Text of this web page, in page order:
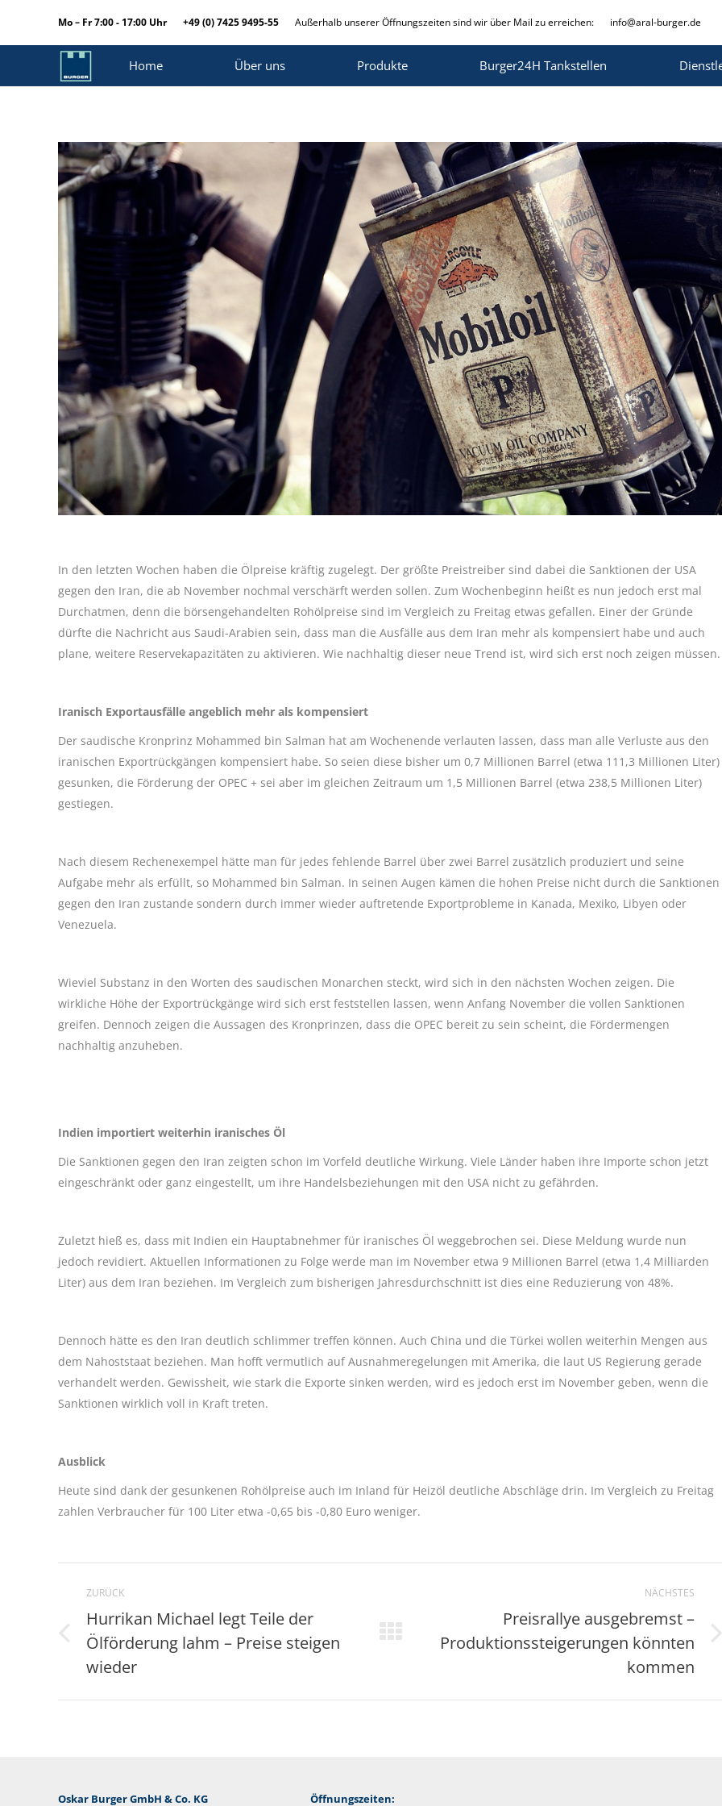
Mo – Fr 7:00 - 17:00 Uhr +49 (0) 7425 9495-55 Außerhalb unserer Öffnungszeiten sind wir über Mail zu erreichen: info@aral-burger.de
Home Über uns Produkte Burger24H Tankstellen
In den letzten Wochen haben die Ölpreise kräftig zugelegt. Der größte Preistreiber sind dabei die Sanktionen der USA
gegen den Iran, die ab November nochmal verschärft werden sollen. Zum Wochenbeginn heißt es nun jedoch erst mal
Durchatmen, denn die börsengehandelten Rohölpreise sind im Vergleich zu Freitag etwas gefallen. Einer der Gründe
dürfte die Nachricht aus Saudi-Arabien sein, dass man die Ausfälle aus dem Iran mehr als kompensiert habe und auch
plane, weitere Reservekapazitäten zu aktivieren. Wie nachhaltig dieser neue Trend ist, wird sich erst noch zeigen müssen.
Iranisch Exportausfälle angeblich mehr als kompensiert
Der saudische Kronprinz Mohammed bin Salman hat am Wochenende verlauten lassen, dass man alle Verluste aus den
iranischen Exportrückgängen kompensiert habe. So seien diese bisher um 0,7 Millionen Barrel (etwa 111,3 Millionen Liter)
gesunken, die Förderung der OPEC + sei aber im gleichen Zeitraum um 1,5 Millionen Barrel (etwa 238,5 Millionen Liter)
gestiegen.
Nach diesem Rechenexempel hätte man für jedes fehlende Barrel über zwei Barrel zusätzlich produziert und seine
Aufgabe mehr als erfüllt, so Mohammed bin Salman. In seinen Augen kämen die hohen Preise nicht durch die Sanktionen
gegen den Iran zustande sondern durch immer wieder auftretende Exportprobleme in Kanada, Mexiko, Libyen oder
Venezuela.
Wieviel Substanz in den Worten des saudischen Monarchen steckt, wird sich in den nächsten Wochen zeigen. Die
wirkliche Höhe der Exportrückgänge wird sich erst feststellen lassen, wenn Anfang November die vollen Sanktionen
greifen. Dennoch zeigen die Aussagen des Kronprinzen, dass die OPEC bereit zu sein scheint, die Fördermengen
nachhaltig anzuheben.
Indien importiert weiterhin iranisches Öl
Die Sanktionen gegen den Iran zeigten schon im Vorfeld deutliche Wirkung. Viele Länder haben ihre Importe schon jetzt
eingeschränkt oder ganz eingestellt, um ihre Handelsbeziehungen mit den USA nicht zu gefährden.
Zuletzt hieß es, dass mit Indien ein Hauptabnehmer für iranisches Öl weggebrochen sei. Diese Meldung wurde nun
jedoch revidiert. Aktuellen Informationen zu Folge werde man im November etwa 9 Millionen Barrel (etwa 1,4 Milliarden
Liter) aus dem Iran beziehen. Im Vergleich zum bisherigen Jahresdurchschnitt ist dies eine Reduzierung von 48%.
Dennoch hätte es den Iran deutlich schlimmer treffen können. Auch China und die Türkei wollen weiterhin Mengen aus
dem Nahoststaat beziehen. Man hofft vermutlich auf Ausnahmeregelungen mit Amerika, die laut US Regierung gerade
verhandelt werden. Gewissheit, wie stark die Exporte sinken werden, wird es jedoch erst im November geben, wenn die
Sanktionen wirklich voll in Kraft treten.
Ausblick
Heute sind dank der gesunkenen Rohölpreise auch im Inland für Heizöl deutliche Abschläge drin. Im Vergleich zu Freitag
zahlen Verbraucher für 100 Liter etwa -0,65 bis -0,80 Euro weniger.
Kommentarnavigation
ZURÜCK
Vorheriger
Beitrag:
Hurrikan Michael legt Teile der
Ölförderung lahm – Preise steigen
wieder
NÄCHSTES
Nächster
Preisrallye ausgebremst –
Produktionssteigerungen könnten
kommen
Oskar Burger GmbH & Co. KG Öffnungszeiten: